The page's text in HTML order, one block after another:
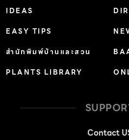
IDEAS
EASY TIPS
สำนักพิมพ์บ้านและสวน
PLANTS LIBRARY
Contact